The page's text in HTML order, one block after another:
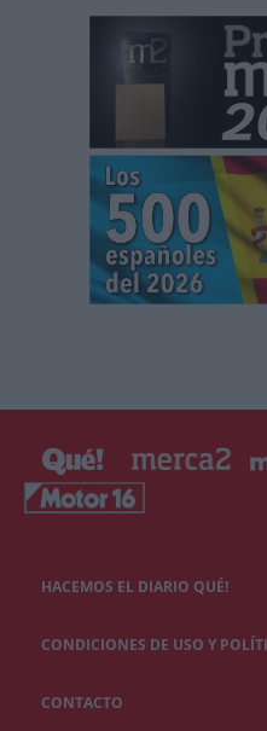
HACEMOS EL DIARIO QUÉ!
CONDICIONES DE USO Y
CONTACTO